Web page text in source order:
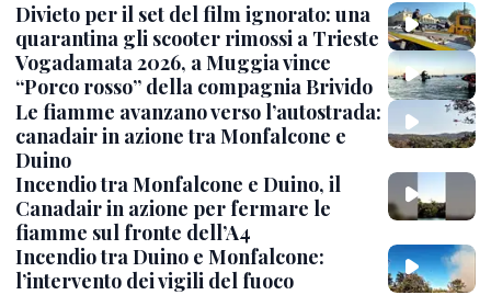
Divieto per il set del film ignorato: una
quarantina gli scooter rimossi a Trieste
Vogadamata 2026, a Muggia vince
“Porco rosso” della compagnia Brivido
Le fiamme avanzano verso l’autostrada:
canadair in azione tra Monfalcone e
Duino
Incendio tra Monfalcone e Duino, il
Canadair in azione per fermare le
fiamme sul fronte dell’A4
Incendio tra Duino e Monfalcone:
l’intervento dei vigili del fuoco